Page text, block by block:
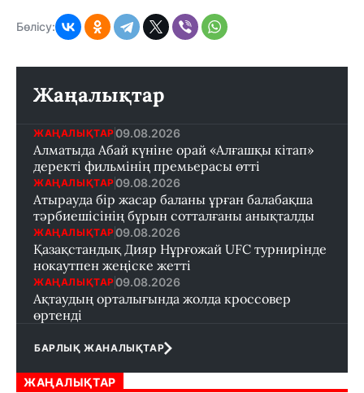
Бөлісу:
Жаңалықтар
ЖАҢАЛЫҚТАР 09.08.2026
Алматыда Абай күніне орай «Алғашқы кітап»
деректі фильмінің премьерасы өтті
ЖАҢАЛЫҚТАР 09.08.2026
Атырауда бір жасар баланы ұрған балабақша
тәрбиешісінің бұрын сотталғаны анықталды
ЖАҢАЛЫҚТАР 09.08.2026
Қазақстандық Дияр Нұрғожай UFC турнирінде
нокаутпен жеңіске жетті
ЖАҢАЛЫҚТАР 09.08.2026
Ақтаудың орталығында жолда кроссовер
өртенді
БАРЛЫҚ ЖАНАЛЫҚТАР
ЖАҢАЛЫҚТАР